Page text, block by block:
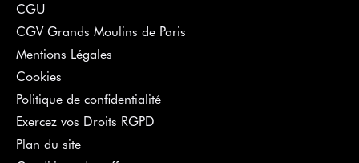
CGU
CGV Grands Moulins de Paris
Mentions Légales
Cookies
Politique de confidentialité
Exercez vos Droits RGPD
Plan du site